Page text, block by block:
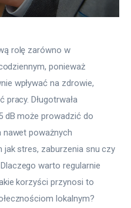
rolę zarówno w
ponieważ
wpływać na zdrowie,
Długotrwała
dB może prowadzić do
nawet poważnych
stres, zaburzenia snu czy
warto regularnie
korzyści przynosi to
lokalnym?